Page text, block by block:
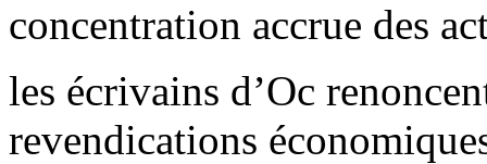
concentration accrue des
les écrivains d’Oc
revendications